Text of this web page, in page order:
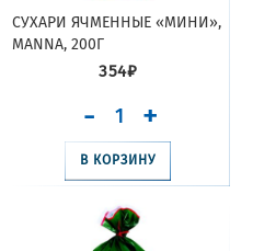
СУХАРИ ЯЧМЕННЫЕ «МИНИ»,
MANNA, 200Г
354₽
В КОРЗИНУ